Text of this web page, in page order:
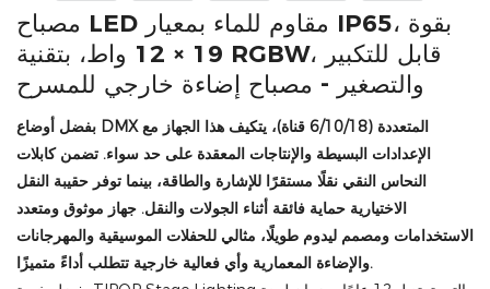
مصباح LED مقاوم للماء بمعيار IP65، بقوة
19 × 12 واط، بتقنية RGBW، قابل للتكبير
والتصغير - مصباح إضاءة خارجي للمسرح
بفضل أوضاع DMX المتعددة (6/10/18 قناة)، يتكيف هذا الجهاز مع
الإعدادات البسيطة والإنتاجات المعقدة على حد سواء. تضمن كابلات
النحاس النقي نقلًا مستقرًا للإشارة والطاقة، بينما توفر حقيبة النقل
الاختيارية حماية فائقة أثناء الجولات والنقل. جهاز موثوق ومتعدد
الاستخدامات ومصمم ليدوم طويلًا، مثالي للحفلات الموسيقية والمهرجانات
والإضاءة المعمارية وأي فعالية خارجية تتطلب أداءً متميزًا.